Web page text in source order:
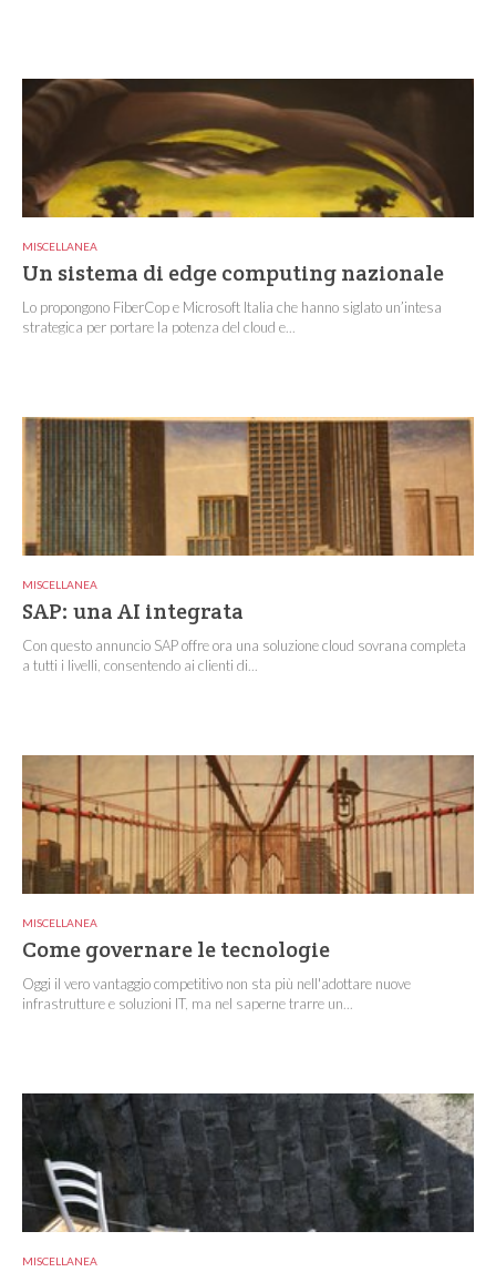
MISCELLANEA
Un sistema di edge computing nazionale
Lo propongono FiberCop e Microsoft Italia che hanno siglato un’intesa
strategica per portare la potenza del cloud e...
MISCELLANEA
SAP: una AI integrata
Con questo annuncio SAP offre ora una soluzione cloud sovrana completa
a tutti i livelli, consentendo ai clienti di...
MISCELLANEA
Come governare le tecnologie
Oggi il vero vantaggio competitivo non sta più nell'adottare nuove
infrastrutture e soluzioni IT, ma nel saperne trarre un...
MISCELLANEA